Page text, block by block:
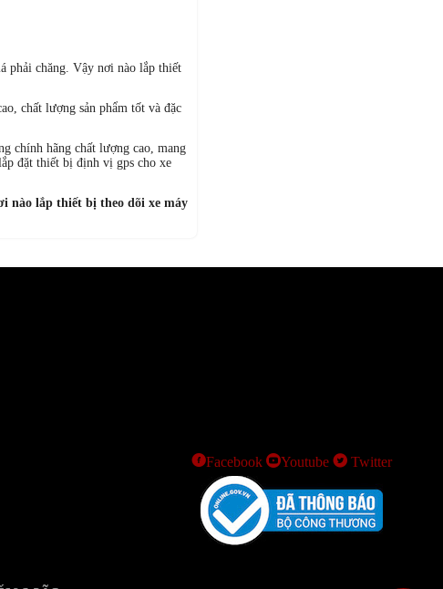
phải chăng. Vậy nơi nào lắp thiết
chất lượng sản phẩm tốt và đặc
chính hãng chất lượng cao, mang
đặt thiết bị định vị gps cho xe
nào lắp thiết bị theo dõi xe máy
Facebook Youtube Twitter